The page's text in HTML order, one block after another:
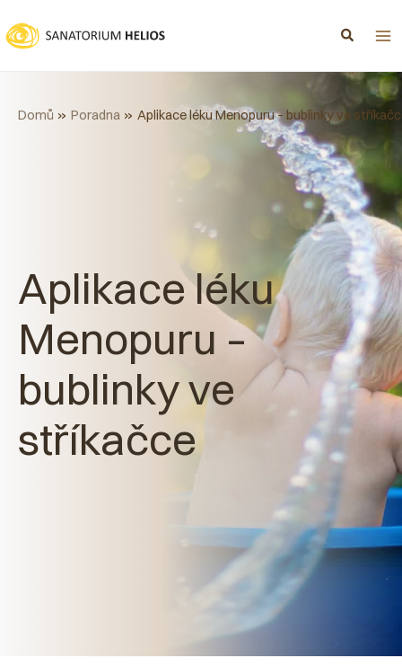
na
obsah
Aplikace léku
Menopuru –
bublinky ve
stříkačce
Domů Poradna Aplikace léku Menopuru – bublinky ve